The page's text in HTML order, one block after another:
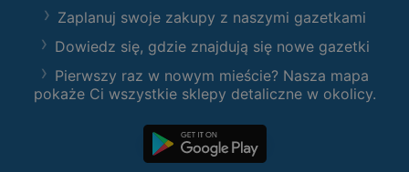
Zaplanuj swoje zakupy z naszymi gazetkami
Dowiedz się, gdzie znajdują się nowe gazetki
Pierwszy raz w nowym mieście? Nasza mapa
pokaże Ci wszystkie sklepy detaliczne w okolicy.